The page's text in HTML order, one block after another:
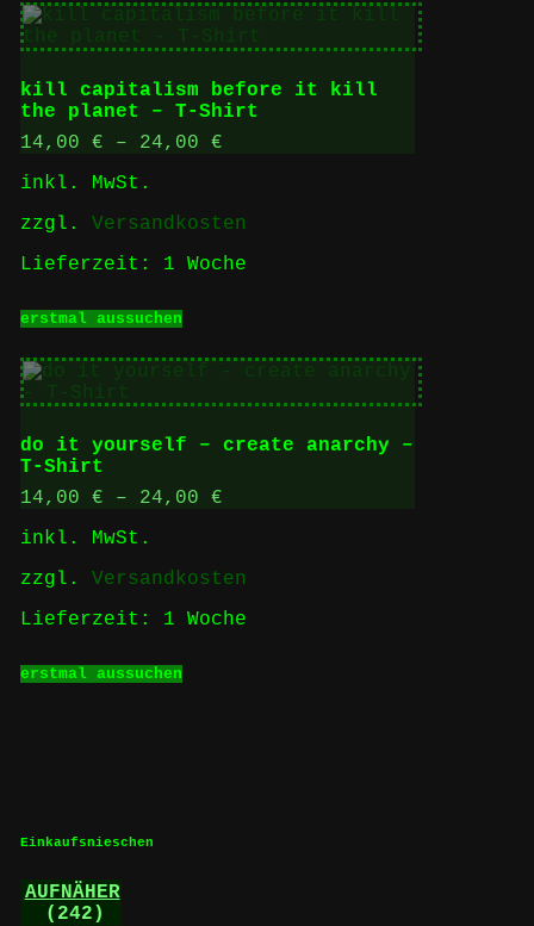
mehrere
Varianten
auf.
Die
Optionen
können
auf
werden
kill capitalism before it kill
the planet – T-Shirt
14,00 € – 24,00 €
inkl. MwSt.
zzgl. Versandkosten
Lieferzeit: 1 Woche
erstmal aussuchenProdukt
mehrere
auf.
Die
Optionen
auf
werden
do it yourself – create anarchy –
T-Shirt
14,00 € – 24,00 €
inkl. MwSt.
zzgl. Versandkosten
Lieferzeit: 1 Woche
erstmal aussuchenProdukt
Einkaufsnieschen
AUFNÄHER
(242)